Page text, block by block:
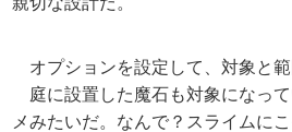
オプションを設定して、対象と範
庭に設置した魔石も対象になっ
メみたいだ。なんで？スライムに